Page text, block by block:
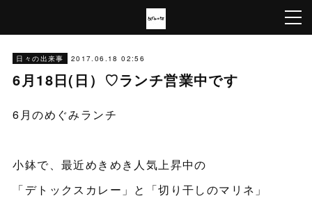
日々の出来事 2017.06.18 02:56
6月18日(日）♡ランチ営業中です
6月のめぐみランチ
小鉢で、最近めきめき人気上昇中の
「デトックスカレー」と「切り干しのマリネ」